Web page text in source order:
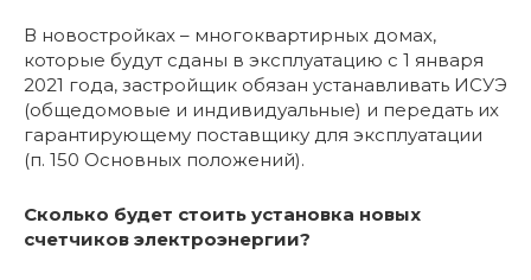
В новостройках – многоквартирных домах,
которые будут сданы в эксплуатацию с 1 января
2021 года, застройщик обязан устанавливать ИСУЭ
(общедомовые и индивидуальные) и передать их
гарантирующему поставщику для эксплуатации
(п. 150 Основных положений).
Сколько будет стоить установка новых
счетчиков электроэнергии?